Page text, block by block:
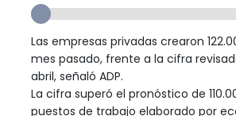
Las empresas privadas crearon
mes pasado, frente a la cifra
abril, señaló ADP.
La cifra superó el pronóstico de
puestos de trabajo elaborado por